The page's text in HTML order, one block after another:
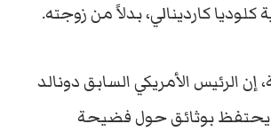
كلوديا كاردينالي، بدلاً من زوجته.
الرئيس الأمريكي السابق دونالد
يحتفظ بوثائق حول فضيحة